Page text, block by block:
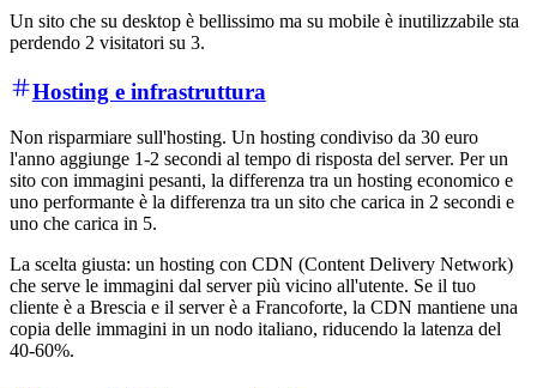
Un sito che su desktop è bellissimo ma su mobile è inutilizzabile sta
perdendo 2 visitatori su 3.
Hosting e infrastruttura
Non risparmiare sull'hosting. Un hosting condiviso da 30 euro
l'anno aggiunge 1-2 secondi al tempo di risposta del server. Per un
sito con immagini pesanti, la differenza tra un hosting economico e
uno performante è la differenza tra un sito che carica in 2 secondi e
uno che carica in 5.
La scelta giusta: un hosting con CDN (Content Delivery Network)
che serve le immagini dal server più vicino all'utente. Se il tuo
cliente è a Brescia e il server è a Francoforte, la CDN mantiene una
copia delle immagini in un nodo italiano, riducendo la latenza del
40-60%.